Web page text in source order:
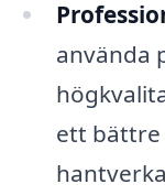
använda
ett bättre